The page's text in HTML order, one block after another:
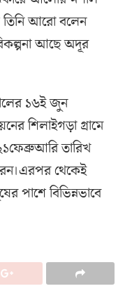
আরো বলেন
আছে অদূর
১৬ই জুন
শিলাইগড়া গ্রামে
তারিখ
থেকেই
পাশে বিভিন্নভাবে